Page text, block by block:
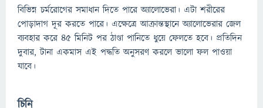
বিভিন্ন চর্মরোগের সমাধান দিতে পারে অ্যালোভেরা। এটা শরীরের
পোড়াদাগ দূর করতে পারে। এক্ষেত্রে আক্রান্তস্থানে অ্যালোভেরার জেল
ব্যবহার করে ৪৫ মিনিট পর ঠাণ্ডা পানিতে ধুয়ে ফেলতে হবে। প্রতিদিন
দুবার, টানা একমাস এই পদ্ধতি অনুসরণ করলে ভালো ফল পাওয়া
যাবে।
চিনি